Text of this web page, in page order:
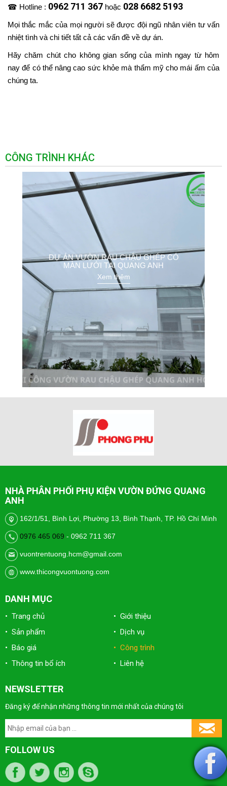
☎ Hotline : 0962 711 367 hoặc 028 6682 5193
Mọi thắc mắc của mọi người sẽ được đội ngũ nhân viên tư vấn
nhiệt tình và chi tiết tất cả các vấn đề về dự án.
Hãy chăm chút cho không gian sống của mình ngay từ hôm
nay để có thể nâng cao sức khỏe mà thẩm mỹ cho mái ấm của
chúng ta.
CÔNG TRÌNH KHÁC
DỰ ÁN VƯỜN RAU CHẬU GHÉP CÓ
MÀN LƯỚI TẠI QUANG ANH
Xem thêm
NHÀ PHÂN PHỐI PHỤ KIỆN VƯỜN ĐỨNG QUANG
ANH
162/1/51, Bình Lợi, Phường 13, Bình Thạnh, TP. Hồ Chí Minh
0976 465 069 - 0962 711 367
vuontrentuong.hcm@gmail.com
www.thicongvuontuong.com
DANH MỤC
• Trang chủ
• Giới thiệu
• Sản phẩm
• Dịch vụ
• Báo giá
• Công trình
• Thông tin bổ ích
• Liên hệ
NEWSLETTER
Đăng ký để nhận những thông tin mới nhất của chúng tôi
FOLLOW US